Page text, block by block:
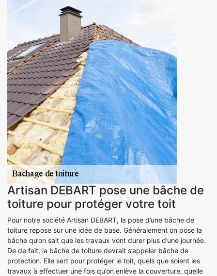
Artisan DEBART pose une bâche de
toiture pour protéger votre toit
Pour notre société Artisan DEBART, la pose d’une bâche de
toiture repose sur une idée de base. Généralement on pose la
bâche qu’on sait que les travaux vont durer plus d’une journée.
De de fait, la bâche de toiture devrait s’appeler bâche de
protection. Elle sert pour protéger le toit, quels que soient les
travaux à effectuer une fois qu’on enlève la couverture, quelle